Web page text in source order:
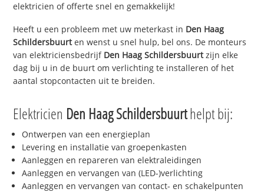
elektricien of offerte snel en gemakkelijk!
Heeft u een probleem met uw meterkast in Den Haag
Schildersbuurten wenst u snel hulp, bel ons. De monteurs
van elektriciensbedrijf Den Haag Schildersbuurtzijn elke
dag bij u in de buurt om verlichting te installeren of het
aantal stopcontacten uit te breiden.
Elektricien Den Haag Schildersbuurthelpt bij:
Ontwerpen van een energieplan
Levering en installatie van groepenkasten
Aanleggen en repareren van elektraleidingen
Aanleggen en vervangen van (LED-)verlichting
Aanleggen en vervangen van contact- en schakelpunten